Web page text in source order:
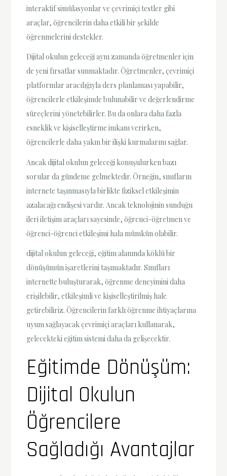
interaktif simülasyonlar ve çevrimiçi testler gibi
araçlar, öğrencilerin daha etkili bir şekilde
öğrenmelerini destekler.
Dijital okulun geleceği aynı zamanda öğretmenler için
de yeni fırsatlar sunmaktadır. Öğretmenler, çevrimiçi
platformlar aracılığıyla ders planlaması yapabilir,
öğrencilerle etkileşimde bulunabilir ve değerlendirme
süreçlerini yönetebilirler. Bu da onlara daha fazla
esneklik ve kişiselleştirme imkanı verirken,
öğrencilerle daha yakın bir ilişki kurmalarını sağlar.
Ancak dijital okulun geleceği konuşulurken bazı
sorular da gündeme gelmektedir. Örneğin, sınıfların
internete taşınmasıyla birlikte fiziksel etkileşimin
azalacağı endişesi vardır. Ancak teknolojinin sunduğu
ileri iletişim araçları sayesinde, öğrenci-öğretmen ve
öğrenci-öğrenci etkileşimi hala mümkün olabilir.
dijital okulun geleceği, eğitim alanında köklü bir
dönüşümün işaretlerini taşımaktadır. Sınıfları
internette buluşturarak, öğrenme deneyimini daha
erişilebilir, etkileşimli ve kişiselleştirilmiş hale
getirebiliriz. Öğrencilerin farklı öğrenme ihtiyaçlarına
uyum sağlayacak çevrimiçi araçları kullanarak,
gelecekteki eğitim sistemi daha da gelişecektir.
Eğitimde Dönüşüm:
Dijital Okulun
Öğrencilere
Sağladığı Avantajlar